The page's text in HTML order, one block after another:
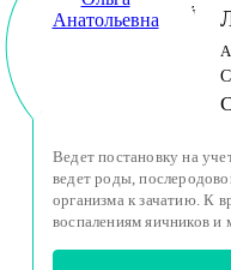
Принимает детей
и взрослых
Ведет постановку на
ведет роды,
организма к зачатию. К
воспалениям яичников